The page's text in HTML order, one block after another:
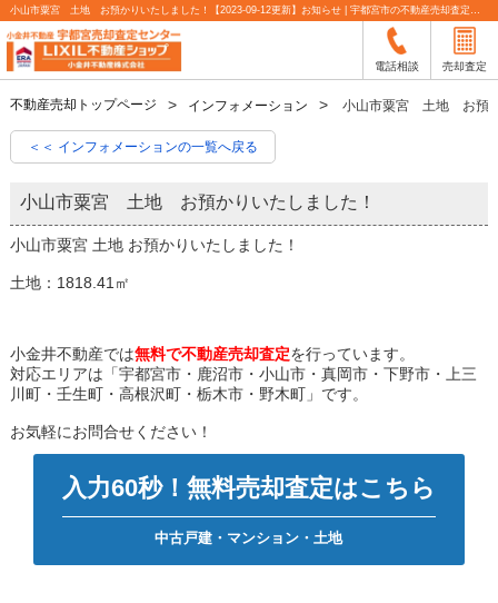
小山市粟宮 土地 お預かりいたしました！【2023-09-12更新】お知らせ | 宇都宮市の不動産売却査定なら小金井不動産
電話相談 売却査定
不動産売却トップページ インフォメーション 小山市粟宮 土地 お預
＜＜ インフォメーションの一覧へ戻る
小山市粟宮 土地 お預かりいたしました！
小山市粟宮 土地 お預かりいたしました！
土地：1818.41㎡
小金井不動産では無料で不動産売却査定を行っています。
対応エリアは「宇都宮市・鹿沼市・小山市・真岡市・下野市・上三
川町・壬生町・高根沢町・栃木市・野木町」です。
お気軽にお問合せください！
入力60秒！無料売却査定はこちら
中古戸建・マンション・土地